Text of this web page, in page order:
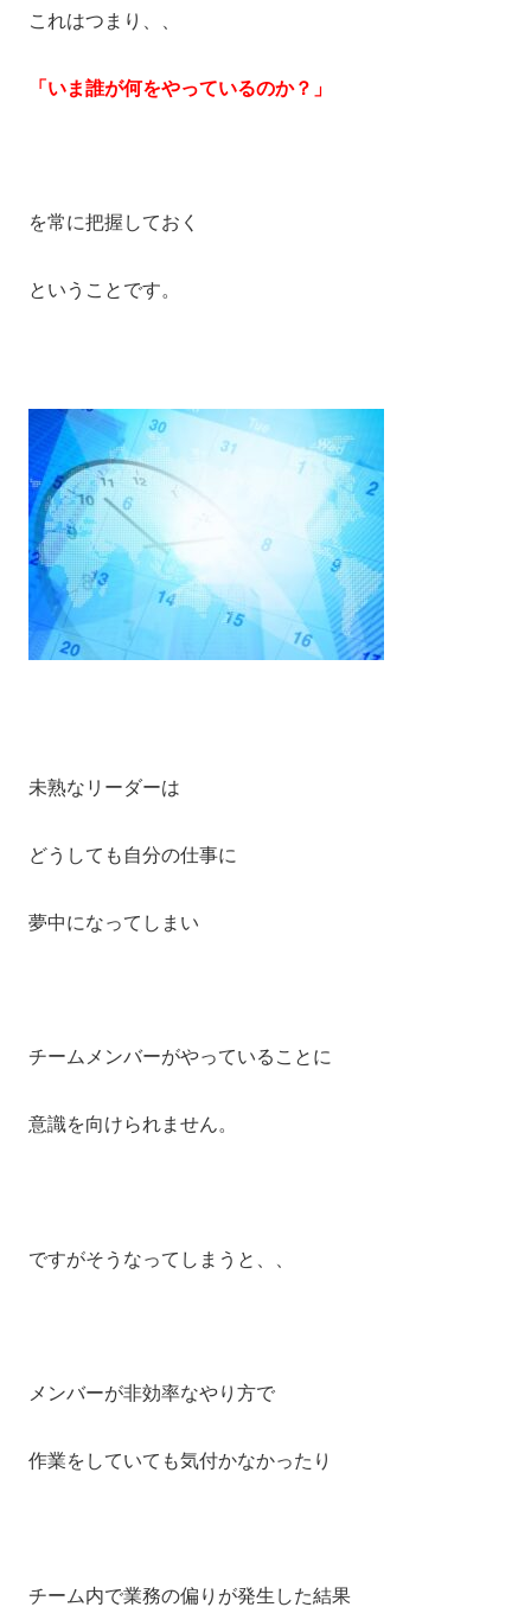
これはつまり、、
「いま誰が何をやっているのか？」
を常に把握しておく
ということです。
未熟なリーダーは
どうしても自分の仕事に
夢中になってしまい
チームメンバーがやっていることに
意識を向けられません。
ですがそうなってしまうと、、
メンバーが非効率なやり方で
作業をしていても気付かなかったり
チーム内で業務の偏りが発生した結果